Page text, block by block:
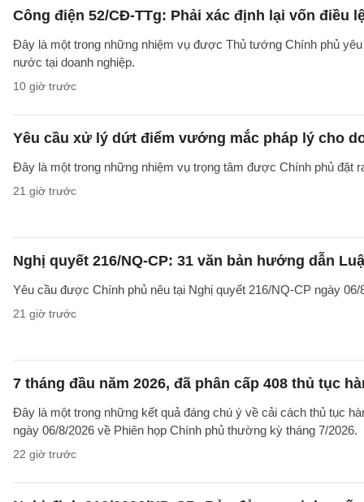
Công điện 52/CĐ-TTg: Phải xác định lại vốn điều
Đây là một trong những nhiệm vụ được Thủ tướng Chính phủ
nước tại doanh nghiệp.
10 giờ trước
Yêu cầu xử lý dứt điểm vướng mắc pháp lý cho
Đây là một trong những nhiệm vụ trọng tâm được Chính phủ đặt
21 giờ trước
Nghị quyết 216/NQ-CP: 31 văn bản hướng dẫn
Yêu cầu được Chính phủ nêu tại Nghị quyết 216/NQ-CP ngày
21 giờ trước
7 tháng đầu năm 2026, đã phân cấp 408 thủ tục
Đây là một trong những kết quả đáng chú ý về cải cách thủ tục
ngày 06/8/2026 về Phiên họp Chính phủ thường kỳ tháng 7/2026.
22 giờ trước